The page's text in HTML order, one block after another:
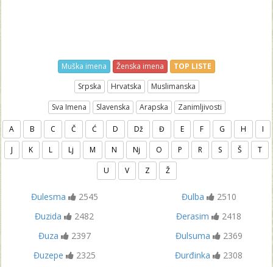
Muška imena Ženska imena
TOP LISTE
Srpska
Hrvatska
Muslimanska
Sva Imena
Slavenska Arapska Zanimljivosti
A B C Č Ć D Dž Đ E F G H
I
J
K L Lj M N Nj O P R S Š
T
U
V Z Ž
Đulesma 2545 Đulba
2510
Đuzida
2482 Đerasim
2418
Đuza
2397 Đulsuma
2369
Đuzepe
2325 Đurđinka
2308